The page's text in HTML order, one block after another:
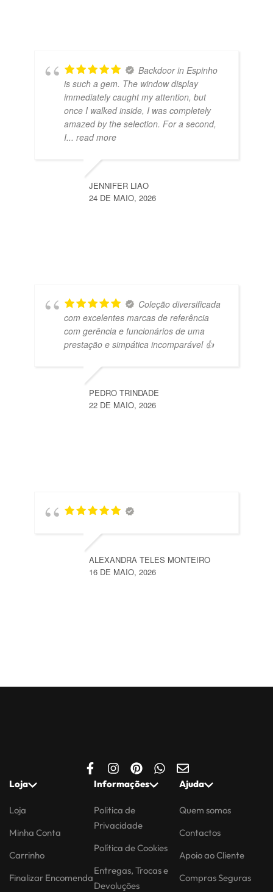
Backdoor in Espinho
is such a gem. The window display
immediately caught my attention, but
once I walked inside, I was completely
amazed by the selection. For a second,
I... read more
JENNIFER LIAO
24 DE MAIO, 2026
Coleção diversificada
com excelentes marcas de referência
com gerência e funcionários de uma
prestação e simpática incomparável 👍
PEDRO TRINDADE
22 DE MAIO, 2026
ALEXANDRA TELES MONTEIRO
16 DE MAIO, 2026
Loja
Loja
Minha Conta
Carrinho
Finalizar Encomenda
Informações
Politica de
Privacidade
Política de Cookies
Entregas, Trocas e
Devoluções
Ajuda
Quem somos
Contactos
Apoio ao Cliente
Compras Seguras